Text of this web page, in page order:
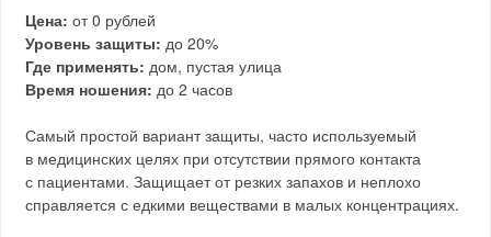
Цена: от 0 рублей
Уровень защиты: до 20%
Где применять: дом, пустая улица
Время ношения: до 2 часов
Самый простой вариант защиты, часто используемый
в медицинских целях при отсутствии прямого контакта
с пациентами. Защищает от резких запахов и неплохо
справляется с едкими веществами в малых концентрациях.